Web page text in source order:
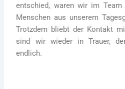
entschied, waren wir im
Menschen aus unserem
Trotzdem bliebt der Kontakt
sind wir wieder in Trauer,
endlich.